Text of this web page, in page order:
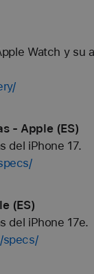
Watch y
- Apple (ES)
del iPhone 17.
(ES)
del iPhone 17e.
specs/